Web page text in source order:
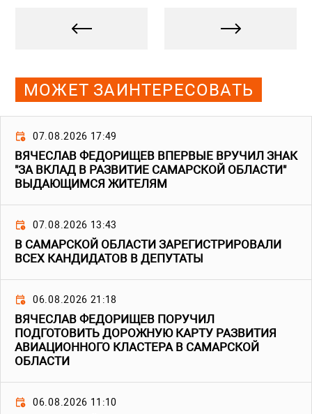
МОЖЕТ ЗАИНТЕРЕСОВАТЬ
07.08.2026 17:49
ВЯЧЕСЛАВ ФЕДОРИЩЕВ ВПЕРВЫЕ ВРУЧИЛ ЗНАК
"ЗА ВКЛАД В РАЗВИТИЕ САМАРСКОЙ ОБЛАСТИ"
ВЫДАЮЩИМСЯ ЖИТЕЛЯМ
07.08.2026 13:43
В САМАРСКОЙ ОБЛАСТИ ЗАРЕГИСТРИРОВАЛИ
ВСЕХ КАНДИДАТОВ В ДЕПУТАТЫ
06.08.2026 21:18
ВЯЧЕСЛАВ ФЕДОРИЩЕВ ПОРУЧИЛ
ПОДГОТОВИТЬ ДОРОЖНУЮ КАРТУ РАЗВИТИЯ
АВИАЦИОННОГО КЛАСТЕРА В САМАРСКОЙ
ОБЛАСТИ
06.08.2026 11:10